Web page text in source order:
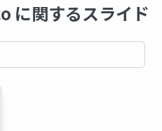
に関するスライド